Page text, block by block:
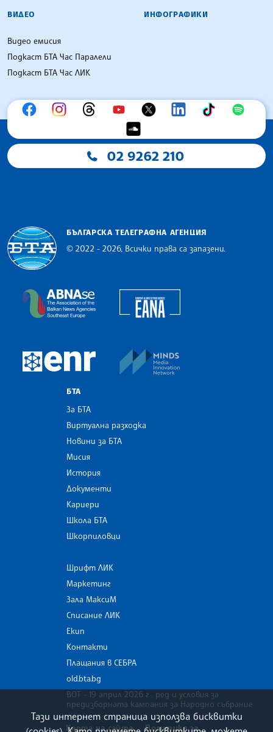
ВИДЕО
Видео емисия
Подкаст БТА Час Паралели
Подкаст БТА Час ЛИК
ИНФОГРАФИКИ
02 9262 210
БЪЛГАРСКА ТЕЛЕГРАФНА АГЕНЦИЯ
© 2022 - 2026, Всички права са запазени.
The Assocoation of the Balkan News Agencies
European Newsroom
БТА
За БТА
Виртуална разходка
Новини за БТА
Мисия
История
Документи
Кариери
Школа БТА
Шкорпиловци
Шрифт ЛИК
Маркетинг
Зала МаксиМ
Списание ЛИК
Екип
Контакти
Плащания в СЕБРА
old.bta.bg
ВОТ - 19 април 2026 г . ред и условия за
предизборната кампания за Народно събрание
Карта на сайта Политика за
Тази интернет страница използва бисквитки